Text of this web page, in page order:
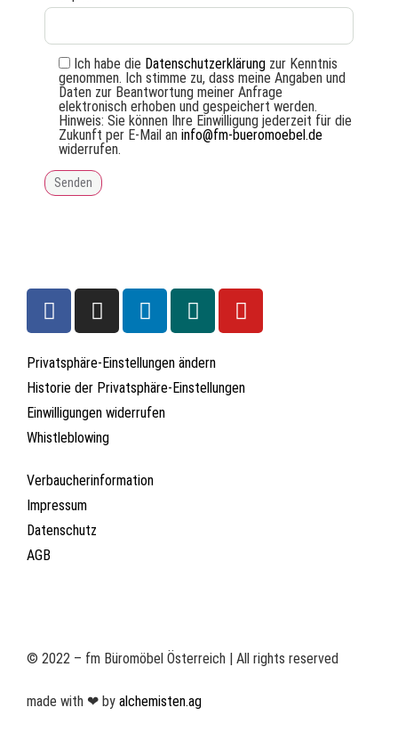
Ich habe die Datenschutzerklärung zur Kenntnis
genommen. Ich stimme zu, dass meine Angaben und
Daten zur Beantwortung meiner Anfrage
elektronisch erhoben und gespeichert werden.
Hinweis: Sie können Ihre Einwilligung jederzeit für die
Zukunft per E-Mail an info@fm-bueromoebel.de
widerrufen.
Privatsphäre-Einstellungen ändern
Historie der Privatsphäre-Einstellungen
Einwilligungen widerrufen
Whistleblowing
Verbaucherinformation
Impressum
Datenschutz
AGB
© 2022 – fm Büromöbel Österreich | All rights reserved
made with ❤ by alchemisten.ag